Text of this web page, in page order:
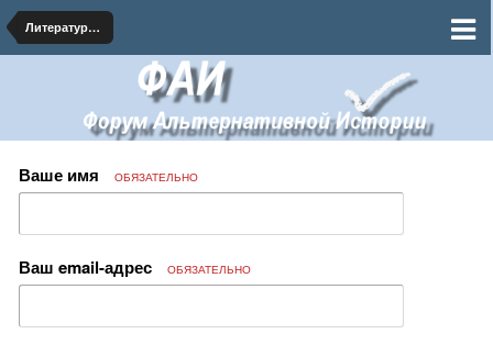
Литература про альтернативное будущее
Ваше имя ОБЯЗАТЕЛЬНО
Ваш email-адрес ОБЯЗАТЕЛЬНО